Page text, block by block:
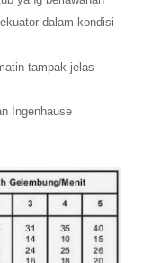
dalam kondisi
tampak jelas
Ingenhause